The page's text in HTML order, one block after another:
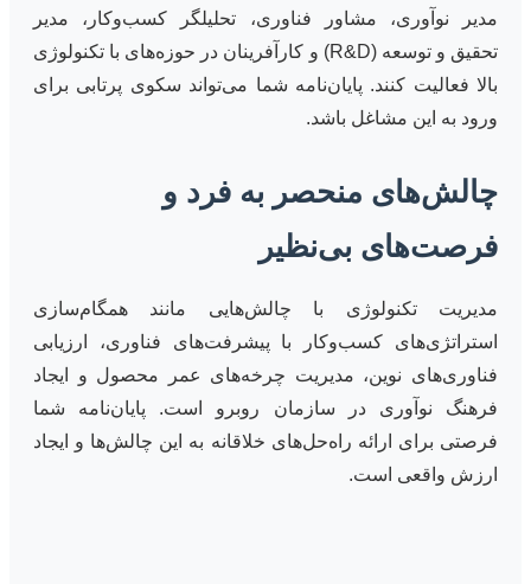
مدیر نوآوری، مشاور فناوری، تحلیلگر کسب‌وکار، مدیر
تحقیق و توسعه (R&D) و کارآفرینان در حوزه‌های با تکنولوژی
بالا فعالیت کنند. پایان‌نامه شما می‌تواند سکوی پرتابی برای
ورود به این مشاغل باشد.
چالش‌های منحصر به فرد و
فرصت‌های بی‌نظیر
مدیریت تکنولوژی با چالش‌هایی مانند همگام‌سازی
استراتژی‌های کسب‌وکار با پیشرفت‌های فناوری، ارزیابی
فناوری‌های نوین، مدیریت چرخه‌های عمر محصول و ایجاد
فرهنگ نوآوری در سازمان روبرو است. پایان‌نامه شما
فرصتی برای ارائه راه‌حل‌های خلاقانه به این چالش‌ها و ایجاد
ارزش واقعی است.